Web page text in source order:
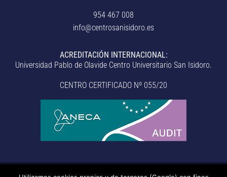
954 467 008
info@centrosanisidoro.es
ACREDITACIÓN INTERNACIONAL:
Universidad Pablo de Olavide Centro Universitario San Isidoro.
CENTRO CERTIFICADO Nº 055/20